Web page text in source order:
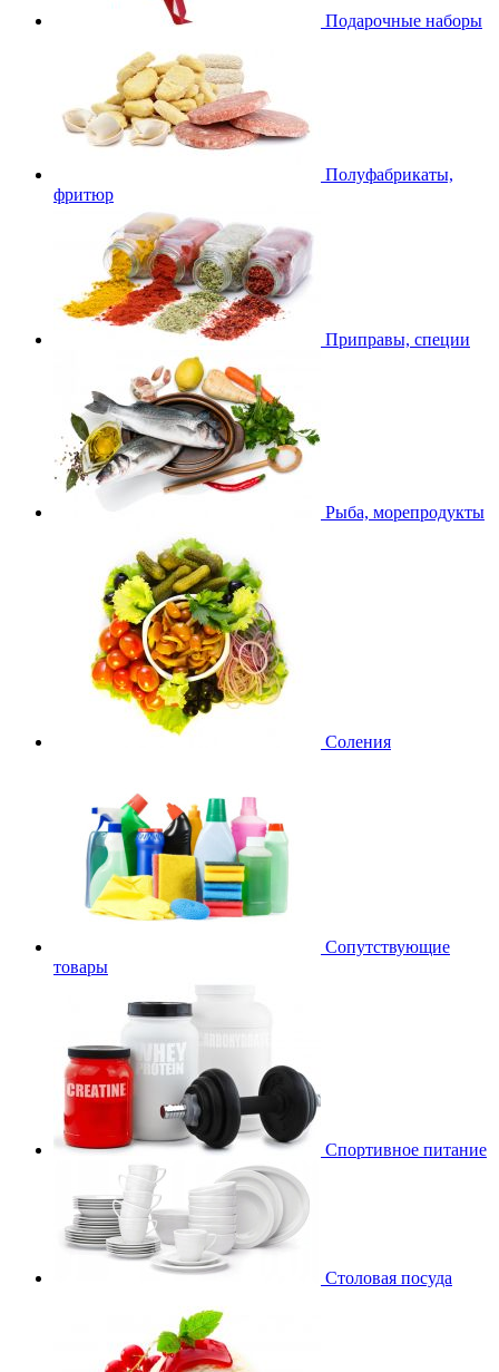
Подарочные наборы
Полуфабрикаты,
фритюр
Приправы, специи
Рыба, морепродукты
Соления
Сопутствующие
товары
Спортивное питание
Столовая посуда